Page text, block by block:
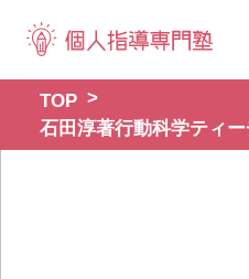
TOP
石田淳著行動科学ティ